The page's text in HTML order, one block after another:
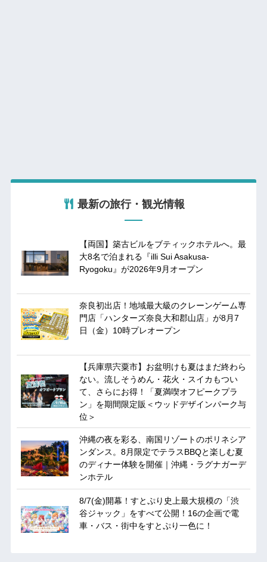
最新の旅行・観光情報
【両国】築古ビルをブティックホテルへ。最
大8名で泊まれる『illi Sui Asakusa-
Ryogoku』が2026年9月オープン
奈良初出店！地域最大級のクレーンゲーム専
門店「ハンターズ奈良大和郡山店」が8月7
日（金）10時プレオープン
【兵庫県宍粟市】お盆明けも夏はまだ終わら
ない。流しそうめん・花火・スイカもつい
て、さらにお得！「夏満喫オフピークプラ
ン」を期間限定販＜ウッドデザインパーク与
位＞
沖縄の夜を彩る、南国リゾートのポリネシア
ンダンス。8月限定でテラスBBQと楽しむ夏
のディナー体験を開催｜沖縄・ラグナガーデ
ンホテル
8/7(金)開幕！すとぷり史上最大規模の「渋
谷ジャック」をすべて公開！16の企画で電
車・バス・街中をすとぷり一色に！